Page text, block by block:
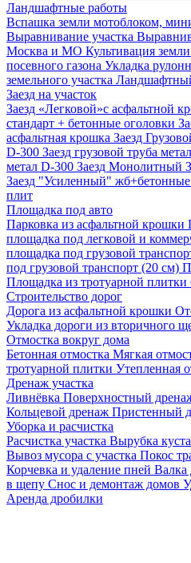
Ландшафтные работы
Вспашка земли мотоблоком,
Выравнивание участка
Москва и МО Культивация
посевного газона Укладка
земельного участка
Заезд на участок
Заезд «Легковой»с асфальтной
стандарт + бетонные оголовки
асфальтная крошка Заезд
D-300 Заезд грузовой труба
метал D-300 Заезд Монолитный
Заезд "Усиленный" жб+бетонные
плит
Площадка под авто
Парковка из асфальтной крошки
площадка под легковой и
площадка под грузовой
под грузовой транспорт (20 см)
Площадка из тротуарной плитки
Строительство дорог
Дорога из асфальтной крошки
Укладка дороги из вторичного
Отмостка вокруг дома
Бетонная отмостка Мягкая
тротуарной плитки Утепленная
Дренаж участка
Ливнёвка Поверхностный
Кольцевой дренаж Пристенный
Уборка и расчистка
Расчистка участка Вырубка
Вывоз мусора с участка Покос
Корчевка и удаление пней Валка
в щепу Снос и демонтаж домов
Аренда дробилки